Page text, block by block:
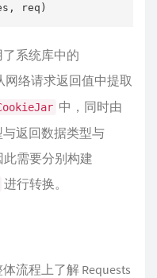
req)
系统库中的
网络请求返回值中提取
中，同时由
返回数据类型与
此需要分别构建
进行转换。
流程上了解 Requests